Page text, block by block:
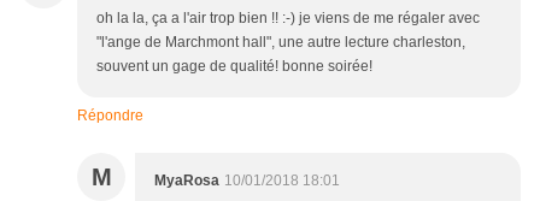
oh la la, ça a l'air trop bien !! :-) je viens de me régaler avec
"l'ange de Marchmont hall", une autre lecture charleston,
souvent un gage de qualité! bonne soirée!
Répondre
M MyaRosa 10/01/2018 18:01